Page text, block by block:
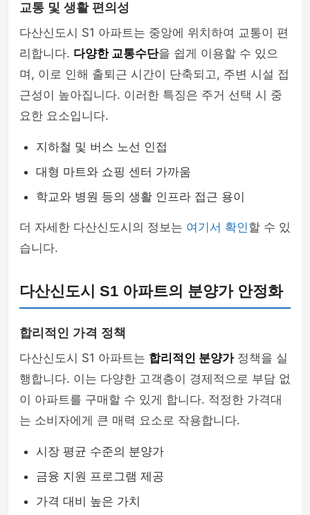
교통 및 생활 편의성
다산신도시 S1 아파트는 중앙에 위치하여 교통이 편
리합니다. 다양한 교통수단을 쉽게 이용할 수 있으
며, 이로 인해 출퇴근 시간이 단축되고, 주변 시설 접
근성이 높아집니다. 이러한 특징은 주거 선택 시 중
요한 요소입니다.
지하철 및 버스 노선 인접
대형 마트와 쇼핑 센터 가까움
학교와 병원 등의 생활 인프라 접근 용이
더 자세한 다산신도시의 정보는 여기서 확인할 수 있
습니다.
다산신도시 S1 아파트의 분양가 안정화
합리적인 가격 정책
다산신도시 S1 아파트는 합리적인 분양가정책을 실
행합니다. 이는 다양한 고객층이 경제적으로 부담 없
이 아파트를 구매할 수 있게 합니다. 적정한 가격대
는 소비자에게 큰 매력 요소로 작용합니다.
시장 평균 수준의 분양가
금융 지원 프로그램 제공
가격 대비 높은 가치